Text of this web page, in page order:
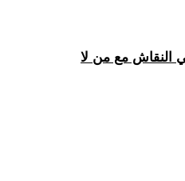
النقاش مع من لا